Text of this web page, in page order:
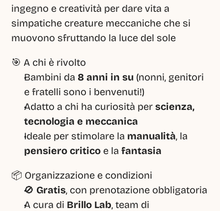
ingegno e creatività per dare vita a
simpatiche creature meccaniche che si
muovono sfruttando la luce del sole
🎯 A chi è rivolto
Bambini da 8 anni in su (nonni, genitori
e fratelli sono i benvenuti!)
Adatto a chi ha curiosità per scienza,
tecnologia e meccanica
Ideale per stimolare la manualità
pensiero critico e la fantasia
📦 Organizzazione e condizioni
🚫 Gratis, con prenotazione obbligatoria
A cura di Brillo Lab, team di